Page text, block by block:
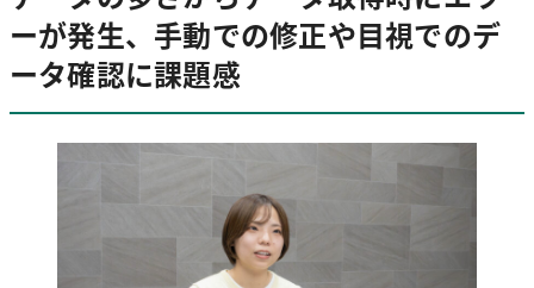
ーが発生、手動での修正や目視でのデ
ータ確認に課題感